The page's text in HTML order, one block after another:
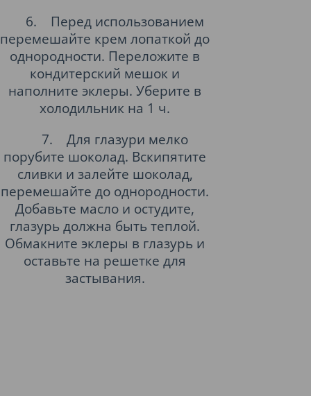
6.
Перед использованием
перемешайте крем лопаткой до
однородности. Переложите в
кондитерский мешок и
наполните эклеры. Уберите в
холодильник на 1 ч.
7.
Для глазури мелко
порубите шоколад. Вскипятите
сливки и залейте шоколад,
перемешайте до однородности.
Добавьте масло и остудите,
глазурь должна быть теплой.
Обмакните эклеры в глазурь и
оставьте на решетке для
застывания.